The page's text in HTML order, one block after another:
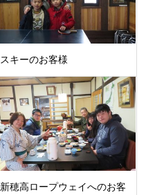
スキーのお客様
新穂高ロープウェイへのお客